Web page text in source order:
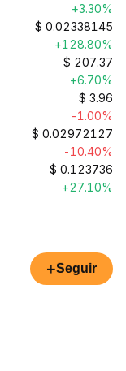
+3.30%
$ 0.02338145
+128.80%
$ 207.37
+6.70%
$ 3.96
-1.00%
$ 0.02972127
-10.40%
$ 0.123736
+27.10%
+Seguir